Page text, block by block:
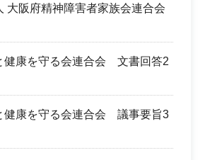
大阪府精神障害者家族会連合会
健康を守る会連合会 文書回答2
健康を守る会連合会 議事要旨3